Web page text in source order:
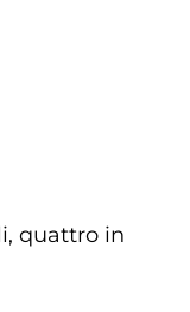
quattro in